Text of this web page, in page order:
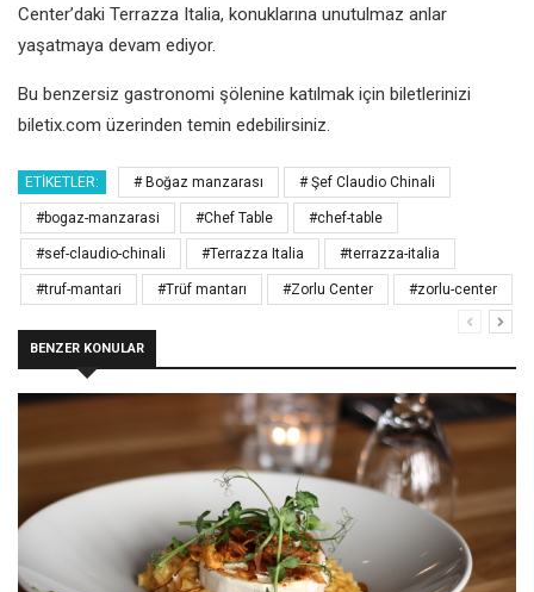
Center’daki Terrazza Italia, konuklarına unutulmaz anlar
yaşatmaya devam ediyor.
Bu benzersiz gastronomi şölenine katılmak için biletlerinizi
biletix.com üzerinden temin edebilirsiniz.
ETIKETLER: # Boğaz manzarası # Şef Claudio Chinali
#bogaz-manzarasi #Chef Table #chef-table
#sef-claudio-chinali #Terrazza Italia #terrazza-italia
#truf-mantari #Trüf mantarı #Zorlu Center #zorlu-center
BENZER KONULAR